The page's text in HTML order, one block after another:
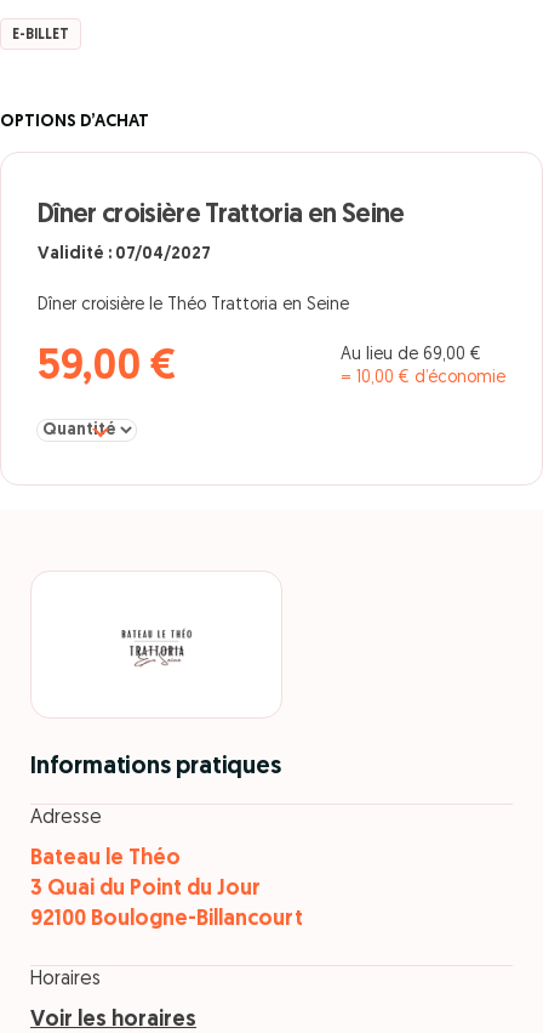
E-BILLET
OPTIONS D’ACHAT
Dîner croisière Trattoria en Seine
Validité : 07/04/2027
Dîner croisière le Théo Trattoria en Seine
59,00 €
Au lieu de 69,00 €
= 10,00 € d’économie
Sélectionner la quantité pour Dîner croisière Trattoria en Seine
Informations pratiques
Adresse
Bateau le Théo
3 Quai du Point du Jour
92100 Boulogne-Billancourt
Horaires
Voir les horaires